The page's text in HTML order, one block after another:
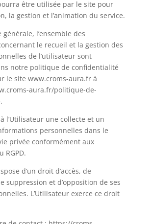
être utilisée par le site pour
la gestion et l’animation du service.
générale, l’ensemble des
le recueil et la gestion des
de l’utilisateur sont
notre politique de confidentialité
le site www.croms-aura.fr à
aura.fr/politique-de-
l’Utilisateur une collecte et un
personnelles dans le
privée conformément aux
RGPD.
d’un droit d’accès, de
suppression et d’opposition de ses
L’Utilisateur exerce ce droit